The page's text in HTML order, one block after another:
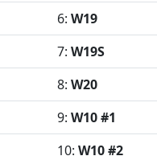
6: W19
7: W19S
8: W20
9: W10 #1
10: W10 #2